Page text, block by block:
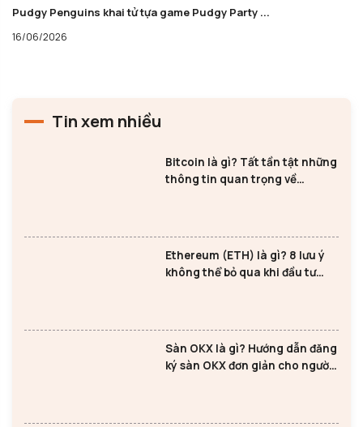
Pudgy Penguins khai tử tựa game Pudgy Party ...
16/06/2026
Tin xem nhiều
Bitcoin là gì? Tất tần tật những
thông tin quan trọng về
Ethereum (ETH) là gì? 8 lưu ý
không thể bỏ qua khi đầu tư
Sàn OKX là gì? Hướng dẫn đăng
ký sàn OKX đơn giản cho người